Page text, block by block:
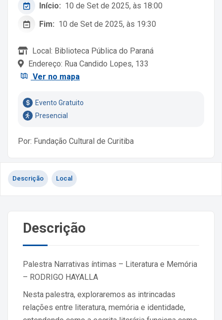
Início: 10 de Set de 2025, às 18:00
Fim: 10 de Set de 2025, às 19:30
Local: Biblioteca Pública do Paraná
Endereço: Rua Candido Lopes, 133
Ver no mapa
Evento Gratuito
Presencial
Por: Fundação Cultural de Curitiba
Descrição Local
Descrição
Palestra Narrativas íntimas – Literatura e Memória
– RODRIGO HAYALLA
Nesta palestra, exploraremos as intrincadas
relações entre literatura, memória e identidade,